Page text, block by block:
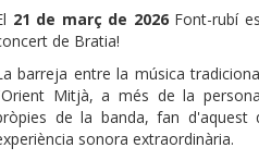
21 de març de 2026Font-rubí
de Bratia!
barreja entre la música
Mitjà, a més de la
de la banda, fan d'aquest
sonora extraordinària.